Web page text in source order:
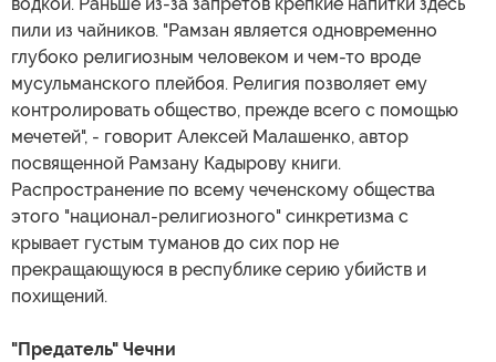
пили из чайников. "Рамзан является одновременно
глубоко религиозным человеком и чем-то вроде
мусульманского плейбоя. Религия позволяет ему
контролировать общество, прежде всего с помощью
мечетей", - говорит Алексей Малашенко, автор
посвященной Рамзану Кадырову книги.
Распространение по всему чеченскому общества
этого "национал-религиозного" синкретизма с
крывает густым туманов до сих пор не
прекращающуюся в республике серию убийств и
похищений.
"Предатель" Чечни